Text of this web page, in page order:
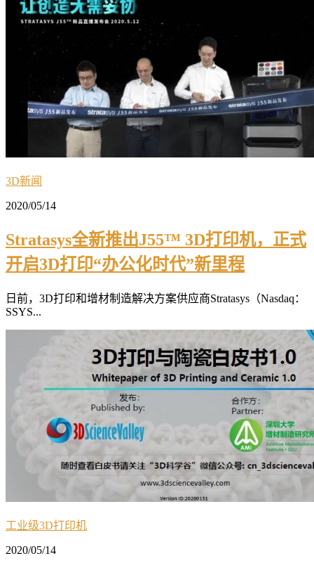
3D新闻
2020/05/14
Stratasys全新推出J55™ 3D打印机，正式
开启3D打印“办公化时代”新里程
日前，3D打印和增材制造解决方案供应商Stratasys（Nasdaq：
SSYS...
工业级3D打印机
2020/05/14